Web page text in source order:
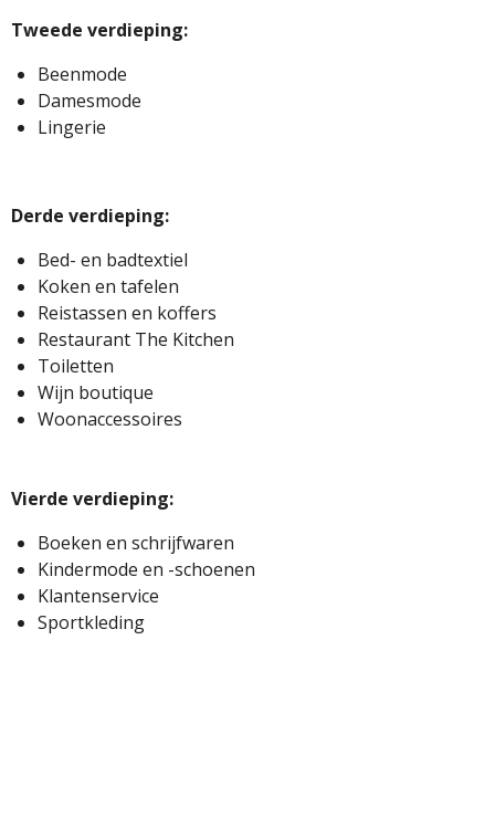
Tweede verdieping:
Beenmode
Damesmode
Lingerie
Derde verdieping:
Bed- en badtextiel
Koken en tafelen
Reistassen en koffers
Restaurant The Kitchen
Toiletten
Wijn boutique
Woonaccessoires
Vierde verdieping:
Boeken en schrijfwaren
Kindermode en -schoenen
Klantenservice
Sportkleding